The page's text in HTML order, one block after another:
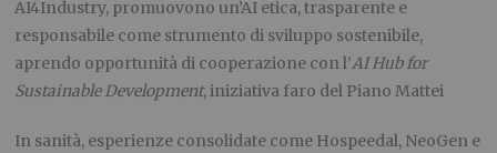
AI4Industry, promuovono un’AI etica, trasparente e
responsabile come strumento di sviluppo sostenibile,
aprendo opportunità di cooperazione con l’AI Hub for
Sustainable Development, iniziativa faro del Piano Mattei
In sanità, esperienze consolidate come Hospeedal, NeoGen e